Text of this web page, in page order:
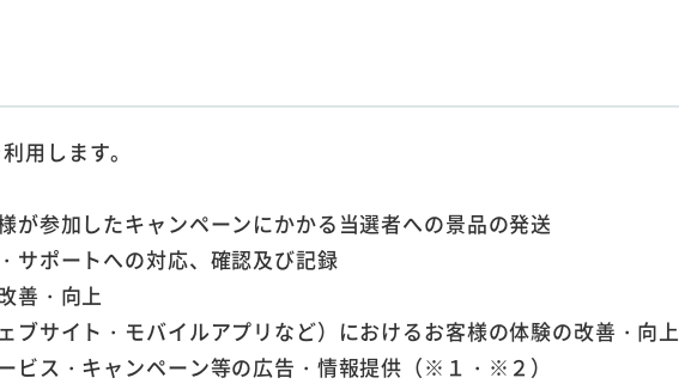
用します。
が参加したキャンペーンにかかる当選者への景品の発送
サポートへの対応、確認及び記録
善・向上
ブサイト・モバイルアプリなど）におけるお客様の体験の改善・向上
ビス・キャンペーン等の広告・情報提供（※１・※２）